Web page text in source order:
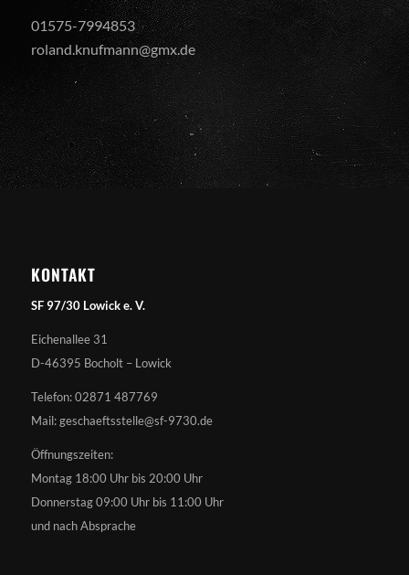
01575-7994853
roland.knufmann@gmx.de
KONTAKT
SF 97/30 Lowick e. V.
Eichenallee 31
D-46395 Bocholt – Lowick
Telefon: 02871 487769
Mail: geschaeftsstelle@sf-9730.de
Öffnungszeiten:
Montag 18:00 Uhr bis 20:00 Uhr
Donnerstag 09:00 Uhr bis 11:00 Uhr
und nach Absprache